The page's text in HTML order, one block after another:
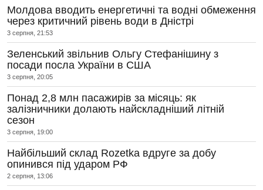
Молдова вводить енергетичні та водні обмеження
через критичний рівень води в Дністрі
3 серпня, 21:53
Зеленський звільнив Ольгу Стефанішину з
посади посла України в США
3 серпня, 20:05
Понад 2,8 млн пасажирів за місяць: як
залізничники долають найскладніший літній
сезон
3 серпня, 19:00
Найбільший склад Rozetka вдруге за добу
опинився під ударом РФ
2 серпня, 13:06